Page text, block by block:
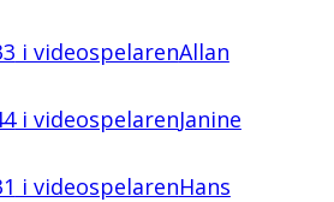
i videospelarenAllan
i videospelarenJanine
i videospelarenHans